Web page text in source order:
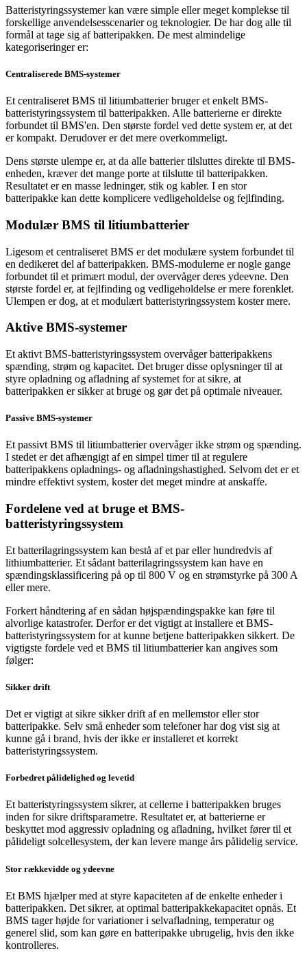
Batteristyringssystemer kan være simple eller meget komplekse til
forskellige anvendelsesscenarier og teknologier. De har dog alle til
formål at tage sig af batteripakken. De mest almindelige
kategoriseringer er:
Centraliserede BMS-systemer
Et centraliseret BMS til litiumbatterier bruger et enkelt BMS-
batteristyringssystem til batteripakken. Alle batterierne er direkte
forbundet til BMS'en. Den største fordel ved dette system er, at det
er kompakt. Derudover er det mere overkommeligt.
Dens største ulempe er, at da alle batterier tilsluttes direkte til BMS-
enheden, kræver det mange porte at tilslutte til batteripakken.
Resultatet er en masse ledninger, stik og kabler. I en stor
batteripakke kan dette komplicere vedligeholdelse og fejlfinding.
Modulær BMS til litiumbatterier
Ligesom et centraliseret BMS er det modulære system forbundet til
en dedikeret del af batteripakken. BMS-modulerne er nogle gange
forbundet til et primært modul, der overvåger deres ydeevne. Den
største fordel er, at fejlfinding og vedligeholdelse er mere forenklet.
Ulempen er dog, at et modulært batteristyringssystem koster mere.
Aktive BMS-systemer
Et aktivt BMS-batteristyringssystem overvåger batteripakkens
spænding, strøm og kapacitet. Det bruger disse oplysninger til at
styre opladning og afladning af systemet for at sikre, at
batteripakken er sikker at bruge og gør det på optimale niveauer.
Passive BMS-systemer
Et passivt BMS til litiumbatterier overvåger ikke strøm og spænding.
I stedet er det afhængigt af en simpel timer til at regulere
batteripakkens opladnings- og afladningshastighed. Selvom det er et
mindre effektivt system, koster det meget mindre at anskaffe.
Fordelene ved at bruge et BMS-
batteristyringssystem
Et batterilagringssystem kan bestå af et par eller hundredvis af
lithiumbatterier. Et sådant batterilagringssystem kan have en
spændingsklassificering på op til 800 V og en strømstyrke på 300 A
eller mere.
Forkert håndtering af en sådan højspændingspakke kan føre til
alvorlige katastrofer. Derfor er det vigtigt at installere et BMS-
batteristyringssystem for at kunne betjene batteripakken sikkert. De
vigtigste fordele ved et BMS til litiumbatterier kan angives som
følger:
Sikker drift
Det er vigtigt at sikre sikker drift af en mellemstor eller stor
batteripakke. Selv små enheder som telefoner har dog vist sig at
kunne gå i brand, hvis der ikke er installeret et korrekt
batteristyringssystem.
Forbedret pålidelighed og levetid
Et batteristyringssystem sikrer, at cellerne i batteripakken bruges
inden for sikre driftsparametre. Resultatet er, at batterierne er
beskyttet mod aggressiv opladning og afladning, hvilket fører til et
pålideligt solcellesystem, der kan levere mange års pålidelig service.
Stor rækkevidde og ydeevne
Et BMS hjælper med at styre kapaciteten af ​​de enkelte enheder i
batteripakken. Det sikrer, at optimal batteripakkekapacitet opnås. Et
BMS tager højde for variationer i selvafladning, temperatur og
generel slid, som kan gøre en batteripakke ubrugelig, hvis den ikke
kontrolleres.